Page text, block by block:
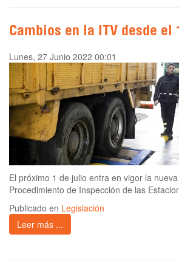
Cambios en la ITV desde el
Lunes, 27 Junio 2022 00:01
El próximo 1 de julio entra en vigor la
Procedimiento de Inspección de las
Publicado en Legislación
Leer más ...